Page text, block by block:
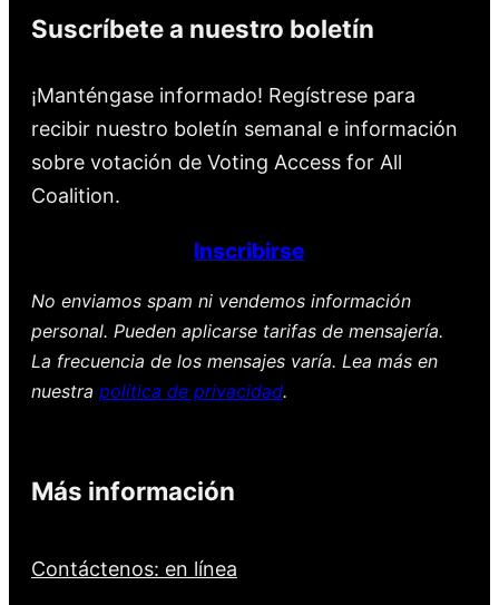
Suscríbete a nuestro boletín
¡Manténgase informado! Regístrese para
recibir nuestro boletín semanal e información
sobre votación de Voting Access for All
Coalition.
Inscribirse
No enviamos spam ni vendemos información
personal. Pueden aplicarse tarifas de mensajería.
La frecuencia de los mensajes varía. Lea más en
nuestra política de privacidad.
Más información
Contáctenos: en línea